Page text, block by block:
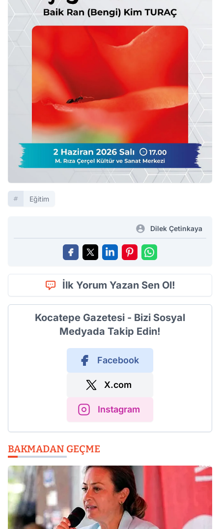
Eğitim
Dilek Çetinkaya
İlk Yorum Yazan Sen Ol!
Kocatepe Gazetesi - Bizi Sosyal
Medyada Takip Edin!
Facebook
X.com
Instagram
BAKMADAN GEÇME